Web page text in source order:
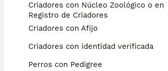
Criadores con Núcleo Zoológico o en el
Registro de Criadores
Criadores con Afijo
Criadores con identidad verificada
Perros con Pedigree